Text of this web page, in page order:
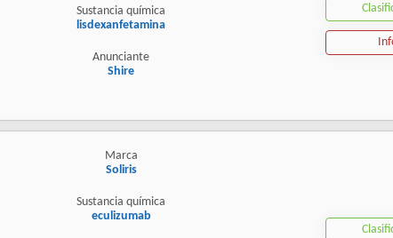
Sustancia química
lisdexanfetamina
Anunciante
Shire
Marca
Soliris
Sustancia química
eculizumab